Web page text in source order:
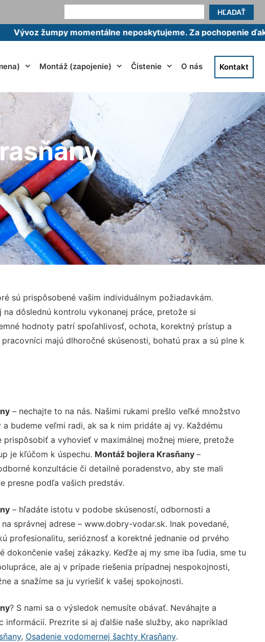
HĽADAŤ
žumpy momentálne neposkytujeme. Za pochopenie ďakujeme.
Montáž (zapojenie) Čistenie O nás Kontakt
sú prispôsobené vašim individuálnym požiadavkám.
dôslednú kontrolu vykonanej práce, pretože si
hodnoty patrí spoľahlivosť, ochota, korektný prístup a
majú dlhoročné skúsenosti, bohatú prax a sú plne k
– nechajte to na nás. Našimi rukami prešlo veľké množstvo
budeme veľmi radi, ak sa k nim pridáte aj vy. Každému
prispôsobiť a vyhovieť v maximálnej možnej miere, pretože
je kľúčom k úspechu. Montáž bojlera Krasňany –
konzultácie či detailné poradenstvo, aby ste mali
presne podľa vašich predstáv.
– hľadáte istotu v podobe skúseností, odbornosti a
správnej adrese – www.dobry-vodar.sk. Inak povedané,
profesionalitu, serióznosť a korektné jednanie od prvého
dokončenie vašej zákazky. Keďže aj my sme iba ľudia, sme tu
ale aj v prípade riešenia prípadnej nespokojnosti,
a snažíme sa ju vyriešiť k vašej spokojnosti.
? S nami sa o výsledok nemusíte obávať. Neváhajte a
informácií. Prezrite si aj ďalšie naše služby, ako napríklad
, Osadenie vodomernej šachty Krasňany.